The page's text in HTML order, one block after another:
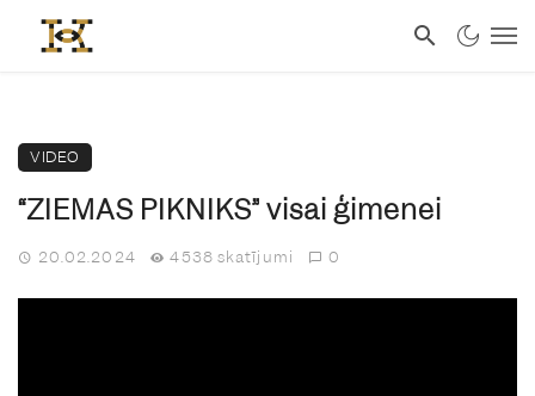
VIDEO
“ZIEMAS PIKNIKS” visai ģimenei
20.02.2024 4538 skatījumi 0